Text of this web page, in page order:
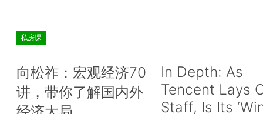
私房课
向松祚：宏观经济70
讲，带你了解国内外
In Depth: As
Tencent Lays
Staff, Is Its